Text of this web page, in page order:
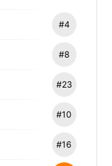
#4
#8
#23
#10
#16